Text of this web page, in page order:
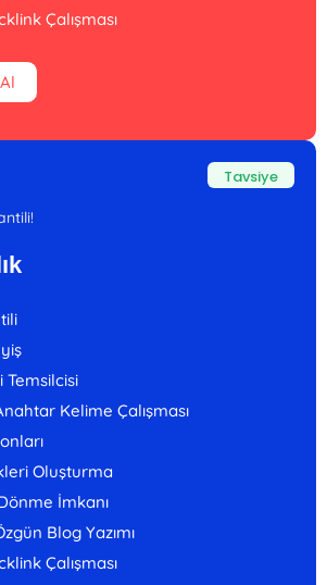
Çalışması
Tavsiye
Temsilcisi
Kelime Çalışması
Oluşturma
İmkanı
Blog Yazımı
Çalışması